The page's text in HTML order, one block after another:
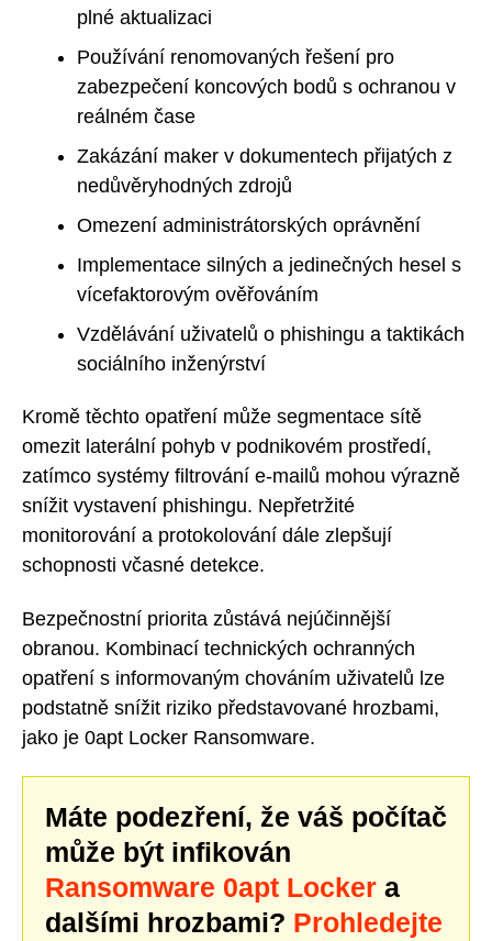
plné aktualizaci
Používání renomovaných řešení pro
zabezpečení koncových bodů s ochranou v
reálném čase
Zakázání maker v dokumentech přijatých z
nedůvěryhodných zdrojů
Omezení administrátorských oprávnění
Implementace silných a jedinečných hesel s
vícefaktorovým ověřováním
Vzdělávání uživatelů o phishingu a taktikách
sociálního inženýrství
Kromě těchto opatření může segmentace sítě
omezit laterální pohyb v podnikovém prostředí,
zatímco systémy filtrování e-mailů mohou výrazně
snížit vystavení phishingu. Nepřetržité
monitorování a protokolování dále zlepšují
schopnosti včasné detekce.
Bezpečnostní priorita zůstává nejúčinnější
obranou. Kombinací technických ochranných
opatření s informovaným chováním uživatelů lze
podstatně snížit riziko představované hrozbami,
jako je 0apt Locker Ransomware.
Máte podezření, že váš počítač
může být infikován
Ransomware 0apt Locker a
dalšími hrozbami? Prohledejte